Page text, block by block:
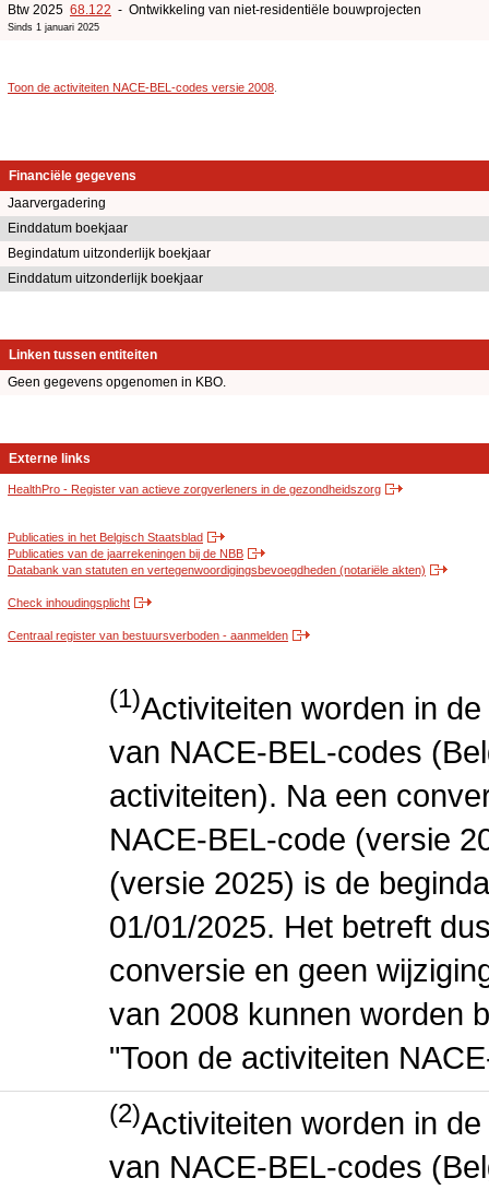
Btw 2025 68.122 - Ontwikkeling van niet-residentiële bouwprojecten
Sinds 1 januari 2025
Toon de activiteiten NACE-BEL-codes versie 2008
Financiële gegevens
Jaarvergadering
Einddatum boekjaar
Begindatum uitzonderlijk boekjaar
Einddatum uitzonderlijk boekjaar
Linken tussen entiteiten
Geen gegevens opgenomen in KBO.
Externe links
HealthPro - Register van actieve zorgverleners in de gezondheidszorg
Publicaties in het Belgisch Staatsblad
Publicaties van de jaarrekeningen bij de NBB
Databank van statuten en vertegenwoordigingsbevoegdheden (notariële akten)
Check inhoudingsplicht
Centraal register van bestuursverboden - aanmelden
(1)Activiteiten worden in
van NACE-BEL-codes
activiteiten). Na een
NACE-BEL-code (versie
(versie 2025) is de
01/01/2025. Het betreft
conversie en geen
van 2008 kunnen worden
"Toon de activiteiten
(2)Activiteiten worden in
van NACE-BEL-codes